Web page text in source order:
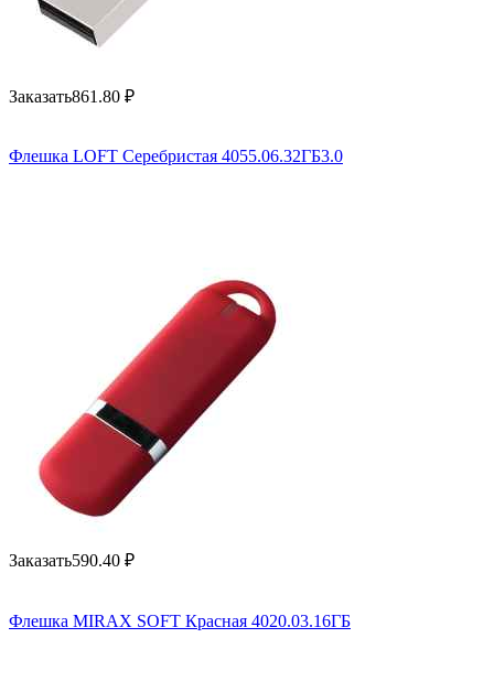
Заказать861.80 ₽
Флешка LOFT Серебристая 4055.06.32ГБ3.0
Заказать590.40 ₽
Флешка MIRAX SOFT Красная 4020.03.16ГБ